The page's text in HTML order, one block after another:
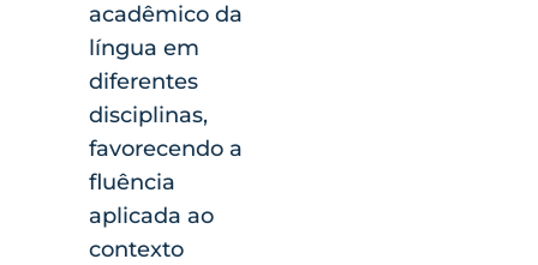
acadêmico da
língua em
diferentes
disciplinas,
favorecendo a
fluência
aplicada ao
contexto